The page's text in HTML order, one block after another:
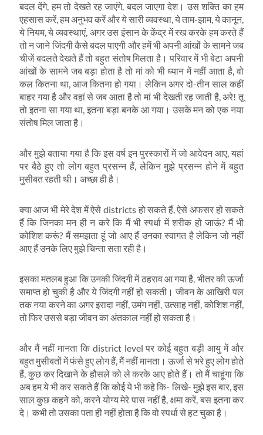
बदल देंगे, हम तो देखते रह जाएंगे, बदल जाएगा देश। उस शक्ति का हम
एहसास करें, हम अनुभव करें और ये सारी व्‍यवस्‍था, ये ताम-झाम, ये कानून,
ये नियम, ये व्‍यवस्‍थाएं, अगर उस इंसान के केंद्र में रख करके हम करते हैं
तो न जाने जिंदगी कैसे बदल पाएगी और हमें भी अपनी आंखों के सामने जब
चीजें बदलते देखते हैं तो बहुत संतोष मिलता है। परिवार में भी बेटा अपनी
आंखों के सामने जब बड़ा होता है तो मां को भी ध्‍यान में नहीं आता है, वो
कल कितना था, आज कितना हो गया। लेकिन अगर दो-तीन साल कहीं
बाहर गया है और वहां से जब आता है तो मां भी देखती रह जाती है, अरे! तू
तो इतना सा गया था, इतना बड़ा बनके आ गया। उसके मन को एक नया
संतोष मिल जाता है।
और मुझे बताया गया है कि इस वर्ष इन पुरस्‍कारों में जो आवेदन आए, यहां
पर बैठे हुए तो लोग बहुत प्रसन्‍न हैं, लेकिन मुझे प्रसन्‍न होने में बहुत
मुसीबत रहती थी। अच्‍छा ही है।
क्‍या आज भी मेरे देश में ऐसे districts हो सकते हैं, ऐसे अफसर हो सकते
हैं कि जिनका मन ही न करे कि मैं भी स्‍पर्धा में शरीक हो जाऊं? मैं भी
कोशिश करूं? मैं समझता हूं जो आए हैं उनका स्‍वागत है लेकिन जो नहीं
आए हैं उनके लिए मुझे चिन्‍ता सता रही है।
इसका मतलब हुआ कि उनकी जिंदगी में ठहराव आ गया है, भीतर की ऊर्जा
समाप्‍त हो चुकी है और ये जिंदगी नहीं हो सकती। जीवन के आखिरी पल
तक नया करने का अगर इरादा नहीं, उमंग नहीं, उत्‍साह नहीं, कोशिश नहीं,
तो फिर उससे बड़ा जीवन का अंतकाल नहीं हो सकता है।
और मैं नहीं मानता कि district level पर कोई बहुत बड़ी आयु में और
बहुत मुसीबतों में फंसे हुए लोग हैं, मैं नहीं मानता। ऊर्जा से भरे हुए लोग होते
हैं, कुछ कर दिखाने के हौसले को ले करके आए होते हैं। तो मैं चाहूंगा कि
अब हम ये भी कर सकते हैं कि कोई ये भी कहे कि- लिखे- मुझे इस बार, इस
साल कुछ कहने को, करने योग्‍य मेरे पास नहीं है, क्षमा करें, बस इतना कर
दे। कभी तो उसका पता ही नहीं होता है कि वो स्‍पर्धा से हट चुका है।